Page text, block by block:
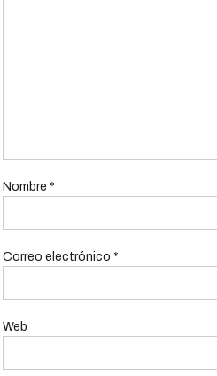
Nombre *
Correo electrónico *
Web